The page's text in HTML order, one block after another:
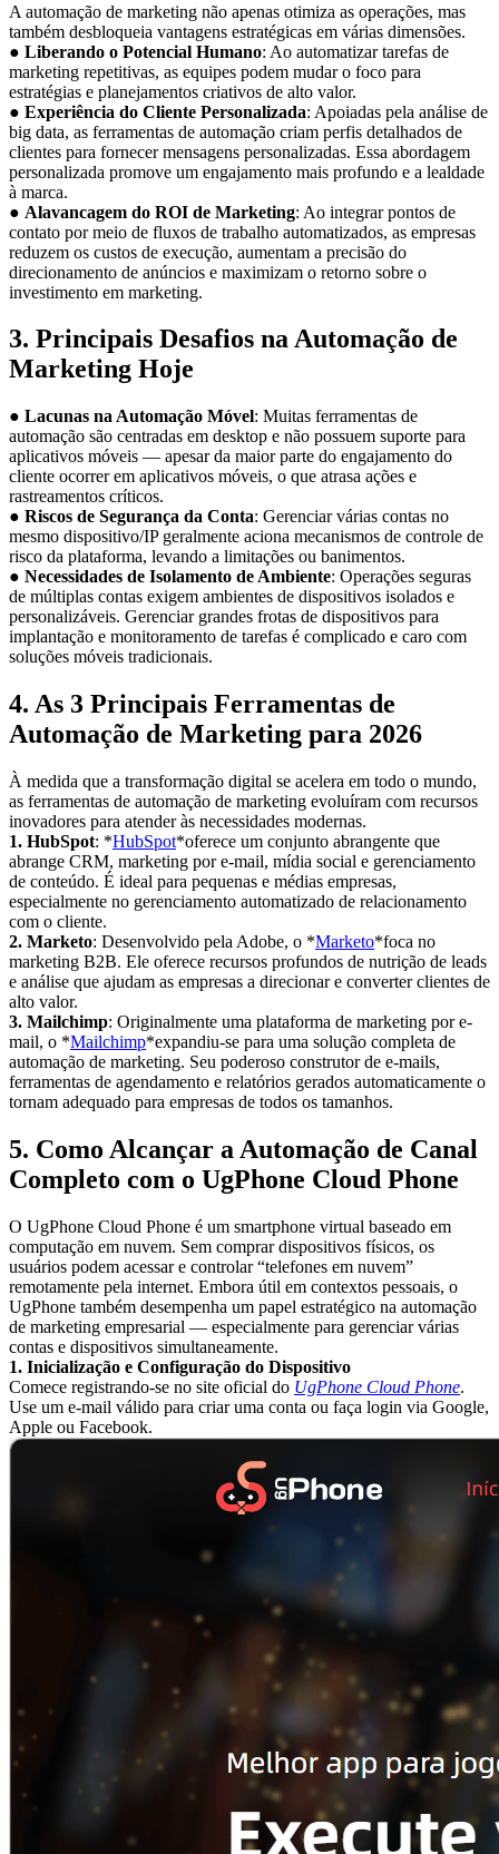
A automação de marketing não apenas otimiza as operações, mas
também desbloqueia vantagens estratégicas em várias dimensões.
● Liberando o Potencial Humano: Ao automatizar tarefas de
marketing repetitivas, as equipes podem mudar o foco para
estratégias e planejamentos criativos de alto valor.
● Experiência do Cliente Personalizada: Apoiadas pela análise de
big data, as ferramentas de automação criam perfis detalhados de
clientes para fornecer mensagens personalizadas. Essa abordagem
personalizada promove um engajamento mais profundo e a lealdade
à marca.
● Alavancagem do ROI de Marketing: Ao integrar pontos de
contato por meio de fluxos de trabalho automatizados, as empresas
reduzem os custos de execução, aumentam a precisão do
direcionamento de anúncios e maximizam o retorno sobre o
investimento em marketing.
3. Principais Desafios na Automação de
Marketing Hoje
● Lacunas na Automação Móvel: Muitas ferramentas de
automação são centradas em desktop e não possuem suporte para
aplicativos móveis — apesar da maior parte do engajamento do
cliente ocorrer em aplicativos móveis, o que atrasa ações e
rastreamentos críticos.
● Riscos de Segurança da Conta: Gerenciar várias contas no
mesmo dispositivo/IP geralmente aciona mecanismos de controle de
risco da plataforma, levando a limitações ou banimentos.
● Necessidades de Isolamento de Ambiente: Operações seguras
de múltiplas contas exigem ambientes de dispositivos isolados e
personalizáveis. Gerenciar grandes frotas de dispositivos para
implantação e monitoramento de tarefas é complicado e caro com
soluções móveis tradicionais.
4. As 3 Principais Ferramentas de
Automação de Marketing para 2026
À medida que a transformação digital se acelera em todo o mundo,
as ferramentas de automação de marketing evoluíram com recursos
inovadores para atender às necessidades modernas.
1. HubSpot: *HubSpot*oferece um conjunto abrangente que
abrange CRM, marketing por e-mail, mídia social e gerenciamento
de conteúdo. É ideal para pequenas e médias empresas,
especialmente no gerenciamento automatizado de relacionamento
com o cliente.
2. Marketo: Desenvolvido pela Adobe, o *Marketo*foca no
marketing B2B. Ele oferece recursos profundos de nutrição de leads
e análise que ajudam as empresas a direcionar e converter clientes de
alto valor.
3. Mailchimp: Originalmente uma plataforma de marketing por e-
mail, o *Mailchimp*expandiu-se para uma solução completa de
automação de marketing. Seu poderoso construtor de e-mails,
ferramentas de agendamento e relatórios gerados automaticamente o
tornam adequado para empresas de todos os tamanhos.
5. Como Alcançar a Automação de Canal
Completo com o UgPhone Cloud Phone
O UgPhone Cloud Phone é um smartphone virtual baseado em
computação em nuvem. Sem comprar dispositivos físicos, os
usuários podem acessar e controlar “telefones em nuvem”
remotamente pela internet. Embora útil em contextos pessoais, o
UgPhone também desempenha um papel estratégico na automação
de marketing empresarial — especialmente para gerenciar várias
contas e dispositivos simultaneamente.
1. Inicialização e Configuração do Dispositivo
Comece registrando-se no site oficial do UgPhone Cloud Phone.
Use um e-mail válido para criar uma conta ou faça login via Google,
Apple ou Facebook.